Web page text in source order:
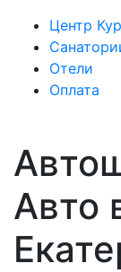
Центр
Отели
Оплата
Авто